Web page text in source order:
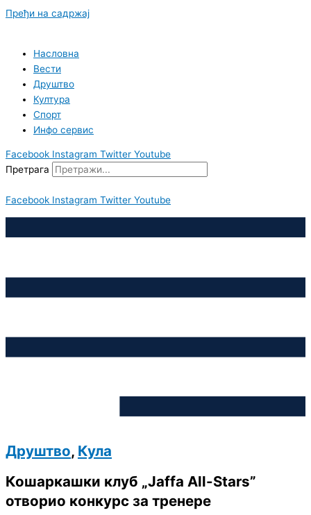
Пређи на садржај
Насловна
Вести
Друштво
Култура
Спорт
Инфо сервис
Facebook Instagram Twitter Youtube
Претрага
Facebook Instagram Twitter Youtube
Друштво, Кула
Кошаркашки клуб „Jaffa All-Stars”
отворио конкурс за тренере